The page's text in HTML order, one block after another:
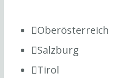
Oberösterreich
Salzburg
Tirol